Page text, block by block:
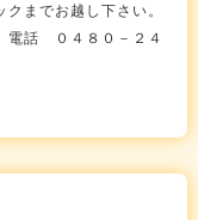
までお越し下さい。
話 ０４８０－２４